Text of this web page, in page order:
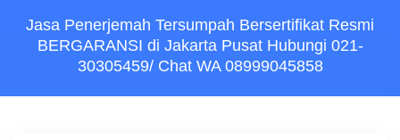
Jasa Penerjemah Tersumpah Bersertifikat Resmi
BERGARANSI di Jakarta Pusat Hubungi 021-
30305459/ Chat WA 08999045858